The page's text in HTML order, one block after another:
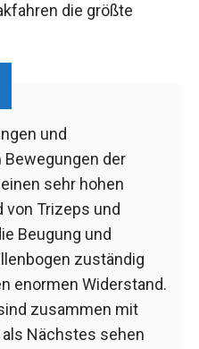
die größte
und
der
sehr hohen
von Trizeps und
Beugung und
zuständig
enormen Widerstand.
zusammen mit
als Nächstes sehen